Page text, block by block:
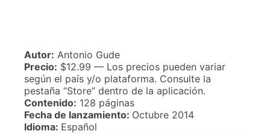
Autor: Antonio Gude
Precio: $12.99 — Los precios pueden variar
según el país y/o plataforma. Consulte la
pestaña “Store” dentro de la aplicación.
Contenido: 128 páginas
Fecha de lanzamiento: Octubre 2014
Idioma: Español